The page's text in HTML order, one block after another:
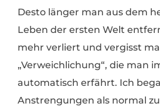
Desto länger man aus dem
Leben der ersten Welt
mehr verliert und vergisst
„Verweichlichung“, die man
automatisch erfährt. Ich
Anstrengungen als normal